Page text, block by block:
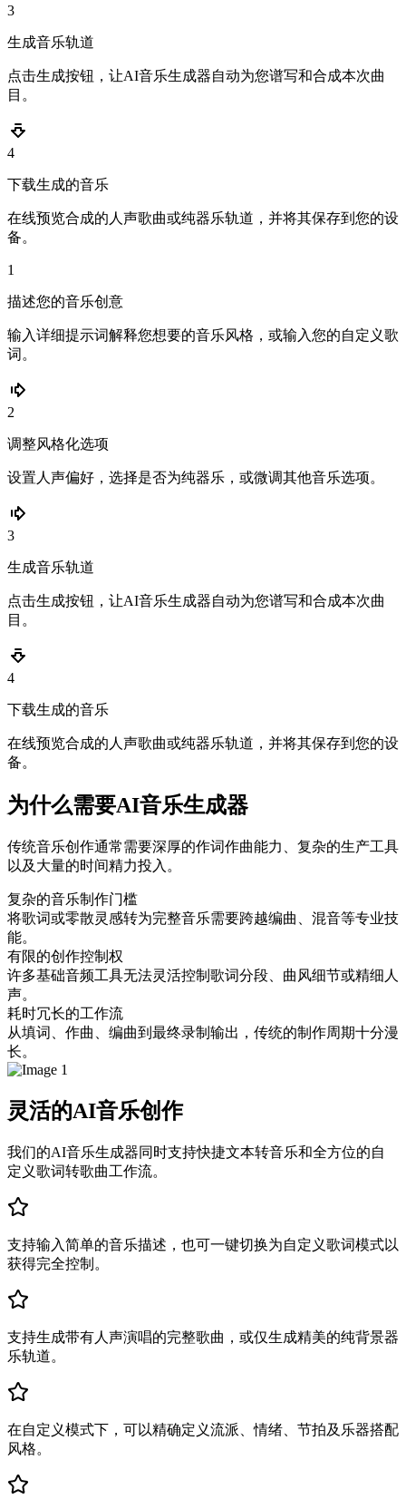
3
生成音乐轨道
点击生成按钮，让AI音乐生成器自动为您谱写和合成本次曲
目。
4
下载生成的音乐
在线预览合成的人声歌曲或纯器乐轨道，并将其保存到您的设
备。
1
描述您的音乐创意
输入详细提示词解释您想要的音乐风格，或输入您的自定义歌
词。
2
调整风格化选项
设置人声偏好，选择是否为纯器乐，或微调其他音乐选项。
3
生成音乐轨道
点击生成按钮，让AI音乐生成器自动为您谱写和合成本次曲
目。
4
下载生成的音乐
在线预览合成的人声歌曲或纯器乐轨道，并将其保存到您的设
备。
为什么需要AI音乐生成器
传统音乐创作通常需要深厚的作词作曲能力、复杂的生产工具
以及大量的时间精力投入。
复杂的音乐制作门槛
将歌词或零散灵感转为完整音乐需要跨越编曲、混音等专业技
能。
有限的创作控制权
许多基础音频工具无法灵活控制歌词分段、曲风细节或精细人
声。
耗时冗长的工作流
从填词、作曲、编曲到最终录制输出，传统的制作周期十分漫
长。
灵活的AI音乐创作
我们的AI音乐生成器同时支持快捷文本转音乐和全方位的自
定义歌词转歌曲工作流。
支持输入简单的音乐描述，也可一键切换为自定义歌词模式以
获得完全控制。
支持生成带有人声演唱的完整歌曲，或仅生成精美的纯背景器
乐轨道。
在自定义模式下，可以精确定义流派、情绪、节拍及乐器搭配
风格。